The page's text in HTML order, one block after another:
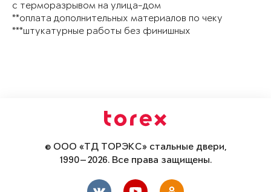
с терморазрывом на улица-дом
**оплата дополнительных материалов по чеку
***штукатурные работы без финишных
© ООО «ТД ТОРЭКС» стальные двери,
1990—2026. Все права защищены.